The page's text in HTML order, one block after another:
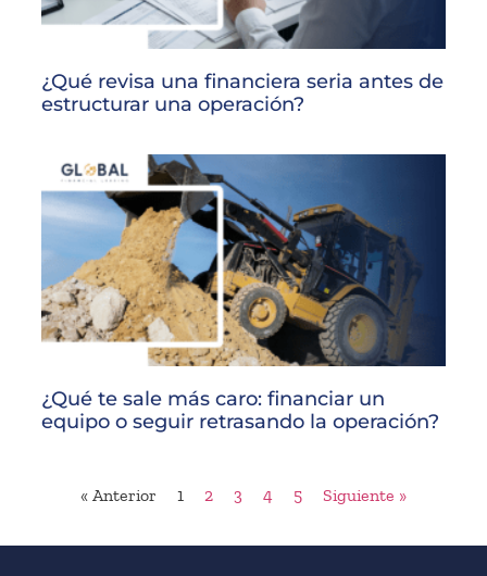
¿Qué revisa una financiera seria antes de
estructurar una operación?
¿Qué te sale más caro: financiar un
equipo o seguir retrasando la operación?
« Anterior 1 2 3 4 5 Siguiente »